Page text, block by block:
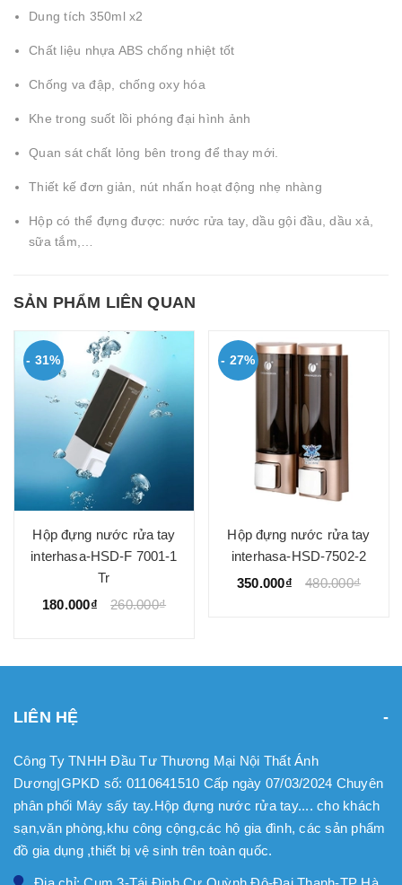
Dung tích 350ml x2
Chất liệu nhựa ABS chống nhiệt tốt
Chống va đập, chống oxy hóa
Khe trong suốt lồi phóng đại hình ảnh
Quan sát chất lỏng bên trong để thay mới.
Thiết kế đơn giản, nút nhấn hoạt động nhẹ nhàng
Hộp có thể đựng được: nước rửa tay, dầu gội đầu, dầu xả,
sữa tắm,…
SẢN PHẨM LIÊN QUAN
- 31%
Hộp đựng nước rửa tay
interhasa-HSD-F 7001-1
Tr
180.000₫
260.000₫
- 27%
Hộp đựng nước rửa tay
interhasa-HSD-7502-2
350.000₫
480.000₫
LIÊN HỆ
Công Ty TNHH Đầu Tư Thương Mại Nội Thất Ánh
Dương|GPKD số: 0110641510 Cấp ngày 07/03/2024 Chuyên
phân phối Máy sấy tay.Hộp đựng nước rửa tay.... cho khách
sạn,văn phòng,khu công cộng,các hộ gia đình, các sản phẩm
đồ gia dụng ,thiết bị vệ sinh trên toàn quốc.